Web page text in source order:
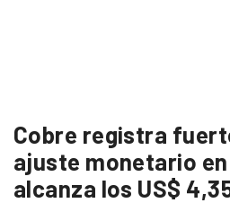
Cobre registra
ajuste monetario
alcanza los US$